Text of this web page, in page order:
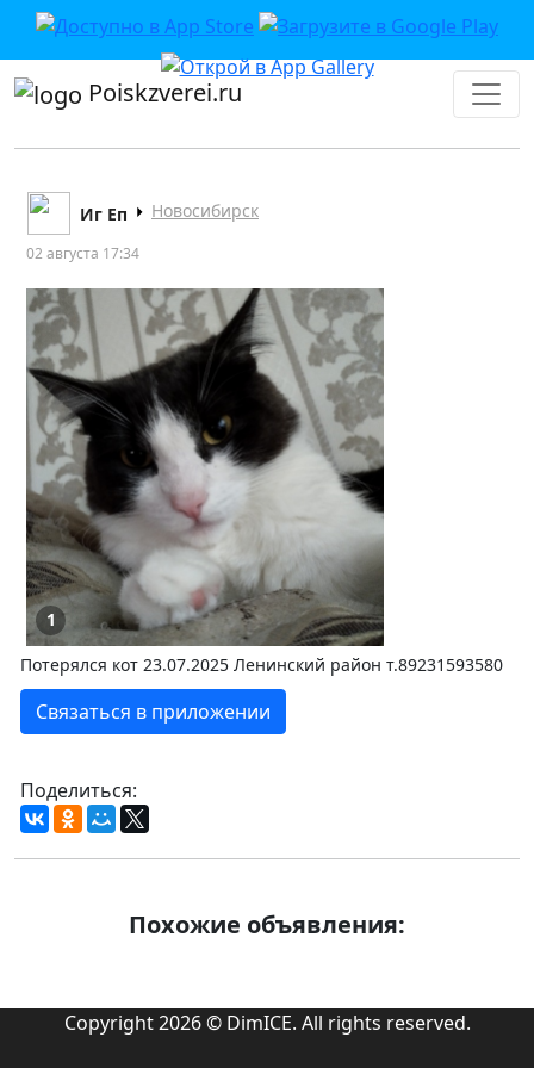
Poiskzverei.ru
Иг Еп Новосибирск
02 августа 17:34
1
Потерялся кот 23.07.2025 Ленинский район т.89231593580
Связаться в приложении
Поделиться:
Похожие объявления:
Copyright 2026 © DimICE. All rights reserved.